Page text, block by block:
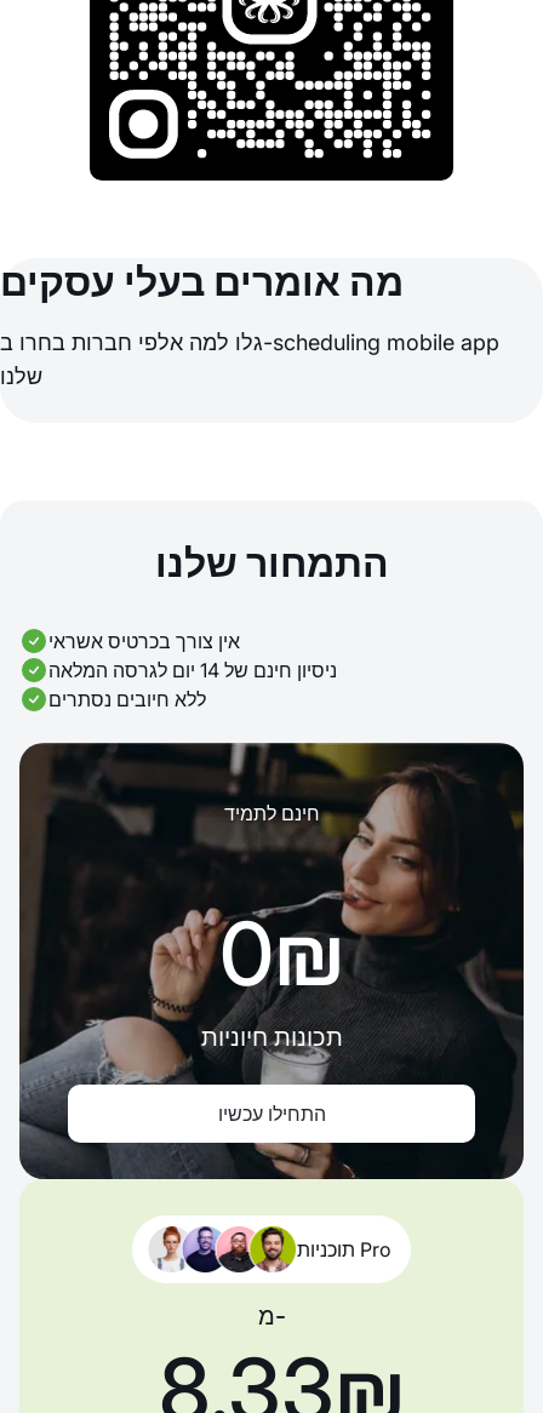
מה אומרים בעלי עסקים
גלו למה אלפי חברות בחרו ב-scheduling mobile app
שלנו
התמחור שלנו
אין צורך בכרטיס אשראי
ניסיון חינם של 14 יום לגרסה המלאה
ללא חיובים נסתרים
חינם לתמיד
‏0 ‏₪
תכונות חיוניות
התחילו עכשיו
תוכניות Pro
מ-
‏8.33 ‏₪